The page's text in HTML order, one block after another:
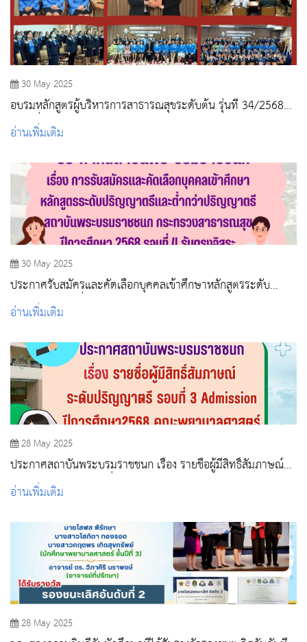
30 May 2025
อบรมหลักสูตรผู้บริหารการสาธารณสุขระดับต้น รุ่นที่ 34/2568
(กลุ่มที่ 1)
อ่านเพิ่มเติม
30 May 2025
ประกาศรับสมัครและคัดเลือกบุคคลเข้าศึกษาหลักสูตรระดับ
ปริญญาตรีและต่ำกว่าปริญญาตรี สถาบันพระบรมราชชนก
กระทรวงสาธารณสุข ปีการศึกษา 2568 รอบที่ 4 รับตรงอิสระ
อ่านเพิ่มเติม
28 May 2025
ประกาศสถาบันพระบรมราชชนก เรื่อง รายชื่อผู้มีสิทธิ์สัมภาษณ์
ระดับปริญญาตรี รอบที่ 3 Admission ปีการศึกษา2568 คณะ
พยาบาลศาสตร์ หลักสูตรพยาบาลศาสตรบัณฑิต
อ่านเพิ่มเติม
28 May 2025